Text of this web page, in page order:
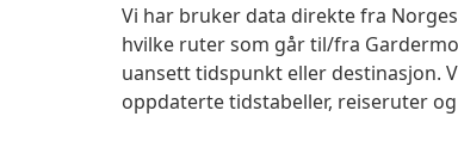
Vi har bruker data direkte fra
hvilke ruter som går til/fra
uansett tidspunkt eller destinasjon.
oppdaterte tidstabeller, reiseruter